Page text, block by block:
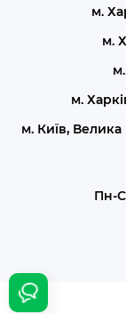
м.
м.
м.
м. Київ, Велика
Пн-